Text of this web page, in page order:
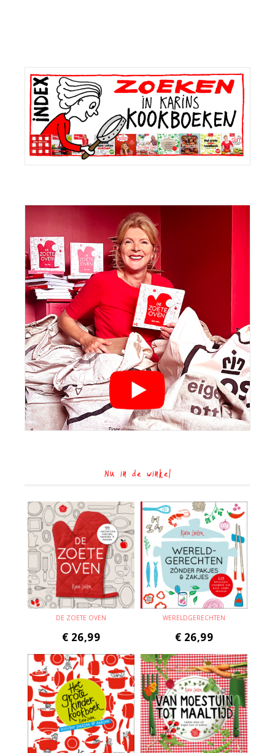
Primaire
Sidebar
Nu in de winkel
DE ZOETE OVEN
€ 26,99
WERELDGERECHTEN
€ 26,99